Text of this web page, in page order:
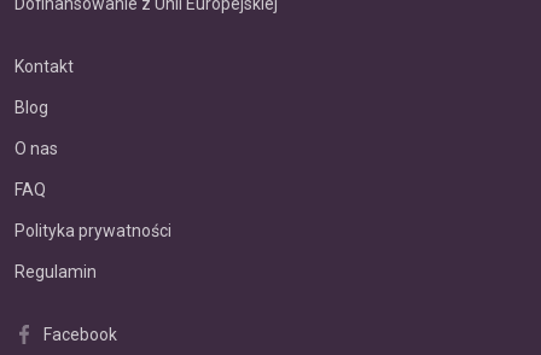
Kontakt
Blog
O nas
FAQ
Polityka prywatności
Regulamin
Facebook